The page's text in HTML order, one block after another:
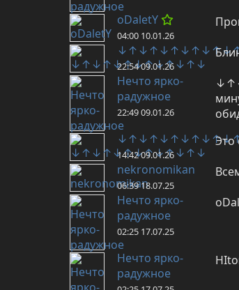
oDaletY
04:00 10.01.26
22:54 09.01.26
Нечто ярко-
радужное
22:49 09.01.26
14:42 09.01.26
Это
nekronomikan
06:39 18.07.25
Нечто ярко-
радужное
02:25 17.07.25
Нечто ярко-
радужное